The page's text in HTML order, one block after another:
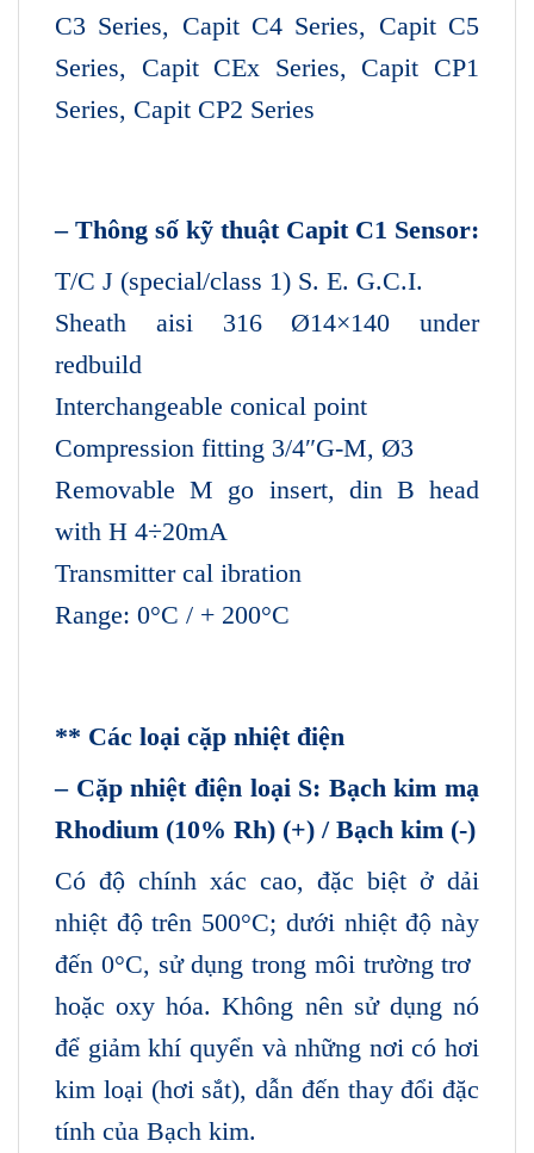
C3 Series, Capit C4 Series, Capit C5
Series, Capit CEx Series, Capit CP1
Series, Capit CP2 Series
– Thông số kỹ thuật Capit C1 Sensor:
T/C J (special/class 1) S. E. G.C.I.
Sheath aisi 316 Ø14×140 under
redbuild
Interchangeable conical point
Compression fitting 3/4″G-M, Ø3
Removable M go insert, din B head
with H 4÷20mA
Transmitter cal ibration
Range: 0°C / + 200°C
** Các loại cặp nhiệt điện
– Cặp nhiệt điện loại S: Bạch kim mạ
Rhodium (10% Rh) (+) / Bạch kim (-)
Có độ chính xác cao, đặc biệt ở dải
nhiệt độ trên 500°C; dưới nhiệt độ này
đến 0°C, sử dụng trong môi trường trơ ​​
hoặc oxy hóa. Không nên sử dụng nó
để giảm khí quyển và những nơi có hơi
kim loại (hơi sắt), dẫn đến thay đổi đặc
tính của Bạch kim.